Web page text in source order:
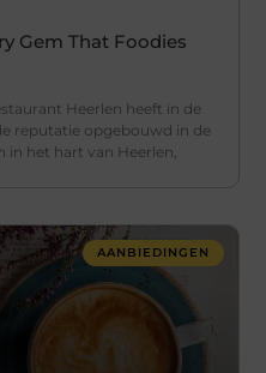
Gem That Foodies
Heerlen heeft in de
reputatie opgebouwd in de
in het hart van Heerlen,
AANBIEDINGEN